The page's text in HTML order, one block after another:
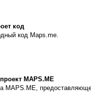
код
код Maps.me.
MAPS.ME
MAPS.ME,